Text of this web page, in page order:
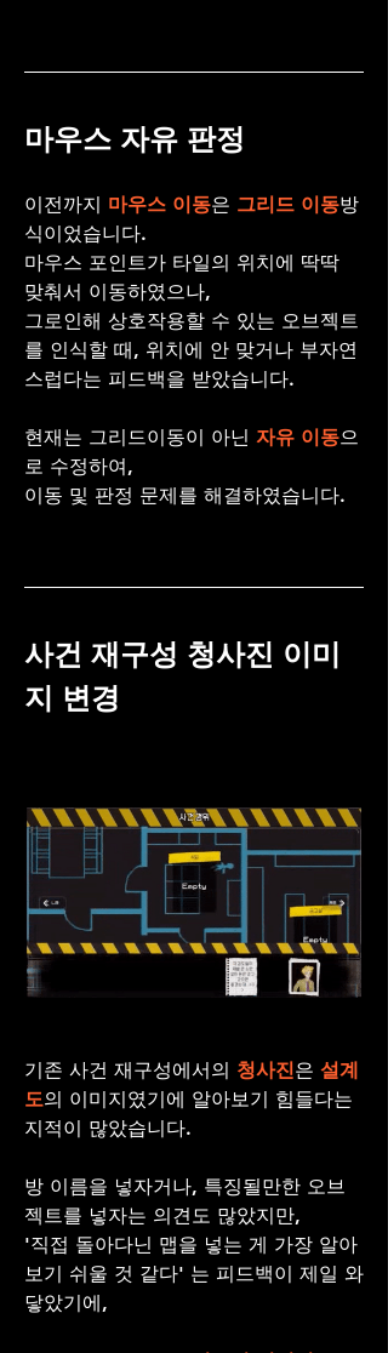
마우스 자유 판정
이전까지 마우스 이동은 그리드 이동방
식이었습니다.
마우스 포인트가 타일의 위치에 딱딱
맞춰서 이동하였으나,
그로인해 상호작용할 수 있는 오브젝트
를 인식할 때, 위치에 안 맞거나 부자연
스럽다는 피드백을 받았습니다.
현재는 그리드이동이 아닌 자유 이동으
로 수정하여,
이동 및 판정 문제를 해결하였습니다.
사건 재구성 청사진 이미
지 변경
기존 사건 재구성에서의 청사진은 설계
도의 이미지였기에 알아보기 힘들다는
지적이 많았습니다.
방 이름을 넣자거나, 특징될만한 오브
젝트를 넣자는 의견도 많았지만,
'직접 돌아다닌 맵을 넣는 게 가장 알아
보기 쉬울 것 같다' 는 피드백이 제일 와
닿았기에,